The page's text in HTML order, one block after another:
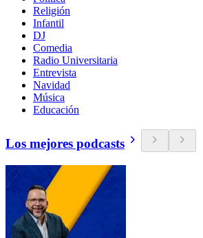
Religión
Infantil
DJ
Comedia
Radio Universitaria
Entrevista
Navidad
Música
Educación
Los mejores podcasts